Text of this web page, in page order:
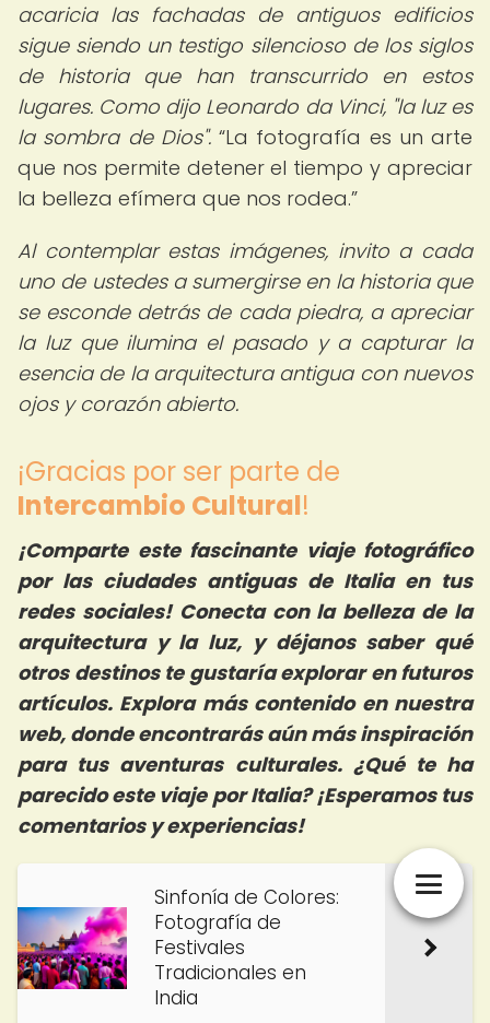
acaricia las fachadas de antiguos edificios
sigue siendo un testigo silencioso de los siglos
de historia que han transcurrido en estos
lugares. Como dijo Leonardo da Vinci, "la luz es
la sombra de Dios". La fotografía es un arte
que nos permite detener el tiempo y apreciar
la belleza efímera que nos rodea.
Al contemplar estas imágenes, invito a cada
uno de ustedes a sumergirse en la historia que
se esconde detrás de cada piedra, a apreciar
la luz que ilumina el pasado y a capturar la
esencia de la arquitectura antigua con nuevos
ojos y corazón abierto.
¡Gracias por ser parte de
Intercambio Cultural!
¡Comparte este fascinante viaje fotográfico
por las ciudades antiguas de Italia en tus
redes sociales! Conecta con la belleza de la
arquitectura y la luz, y déjanos saber qué
otros destinos te gustaría explorar en futuros
artículos. Explora más contenido en nuestra
web, donde encontrarás aún más inspiración
para tus aventuras culturales. ¿Qué te ha
parecido este viaje por Italia? ¡Esperamos tus
comentarios y experiencias!
Sinfonía de Colores:
Fotografía de
Festivales
Tradicionales en
India